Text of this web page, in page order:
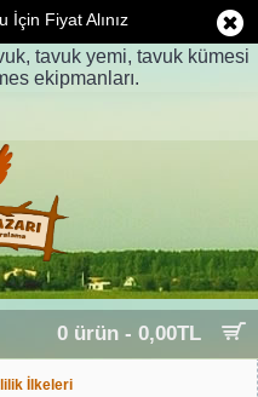
İçin Fiyat Alınız
tavuk yemi, tavuk kümesi
ekipmanları.
0 ürün - 0,00TL
İlkeleri